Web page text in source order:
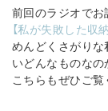
前回のラジオでお
【私が失敗した収
めんどくさがりな
いどんなものなの
こちらもぜひご覧